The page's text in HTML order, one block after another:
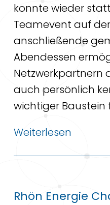
konnte wieder
Teamevent auf
anschließende
Abendessen
Netzwerkpartnern
auch persönlich
wichtiger Baustein
Weiterlesen
Rhön Energie